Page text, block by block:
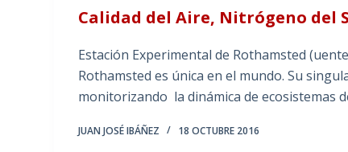
Calidad del Aire, Nitrógeno del
Estación Experimental de Rothamsted
Rothamsted es única en el mundo. Su
monitorizando la dinámica de ecosistemas
JUAN JOSÉ IBÁÑEZ 18 OCTUBRE 2016